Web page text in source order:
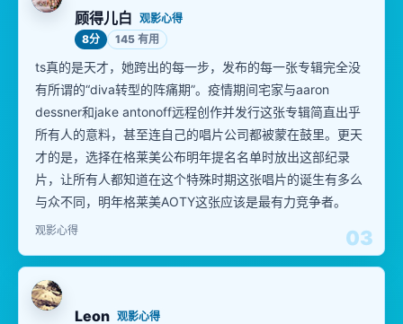
03
顾得儿白 观影心得
8分
145 有用
ts真的是天才，她跨出的每一步，发布的每一张专辑完全没
有所谓的“diva转型的阵痛期”。疫情期间宅家与aaron
dessner和jake antonoff远程创作并发行这张专辑简直出乎
所有人的意料，甚至连自己的唱片公司都被蒙在鼓里。更天
才的是，选择在格莱美公布明年提名名单时放出这部纪录
片，让所有人都知道在这个特殊时期这张唱片的诞生有多么
与众不同，明年格莱美AOTY这张应该是最有力竞争者。
观影心得
Leon 观影心得